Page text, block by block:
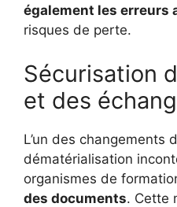
également les erreurs
risques de perte.
Sécurisation
et des
L’un des changements
dématérialisation
organismes de
des documents. Cette